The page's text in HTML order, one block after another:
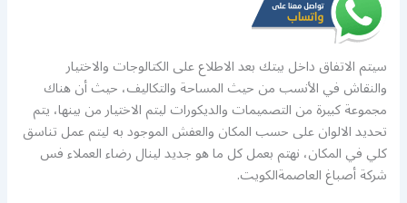
سيتم الاتفاق داخل بيتك بعد الاطلاع على الكتالوجات والاختيار
والنقاش في الأنسب من حيث المساحة والتكاليف، حيث أن هناك
مجموعة كبيرة من التصميمات والديكورات ليتم الاختيار من بينها، يتم
تحديد الالوان على حسب المكان والعفش الموجود به ليتم عمل تناسق
كلي في المكان، نهتم بعمل كل ما هو جديد لينال رضاء العملاء فس
شركة أصباغ العاصمةالكويت.